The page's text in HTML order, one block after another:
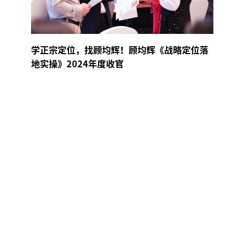
学正宗定位，找顾均辉！顾均辉《战略定位落
地实操》2024年度收官